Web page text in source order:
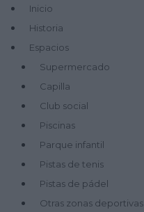
Inicio
Historia
Espacios
Supermercado
Capilla
Club social
Piscinas
Parque infantil
Pistas de tenis
Pistas de pádel
Otras zonas deportivas